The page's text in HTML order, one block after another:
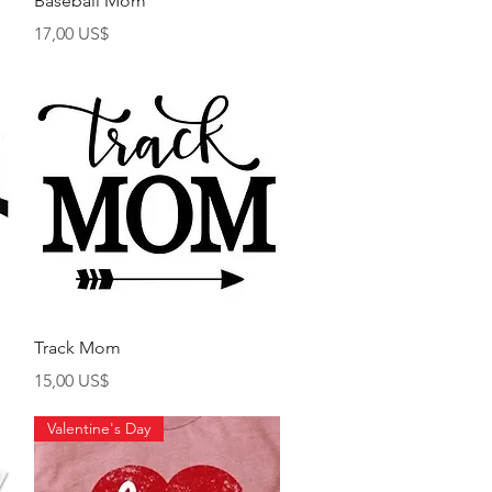
Giá
17,00 US$
Xem nhanh
Track Mom
Giá
15,00 US$
Valentine's Day